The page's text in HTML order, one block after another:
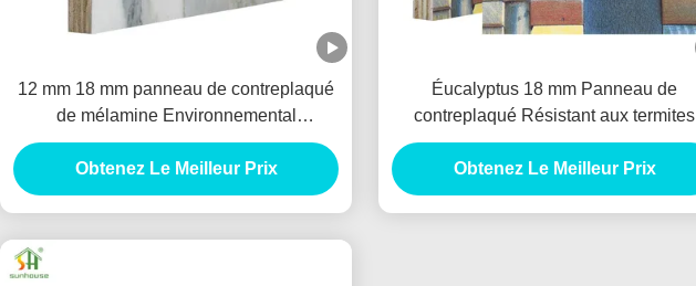
12 mm 18 mm panneau de contreplaqué
de mélamine Environnemental
contreplaqué pour meubles
Obtenez Le Meilleur Prix
Éucalyptus 18 mm Panneau de
contreplaqué Résistant aux termites
contreplaqué 9 mm 2440x1220 mm
Obtenez Le Meilleur Prix